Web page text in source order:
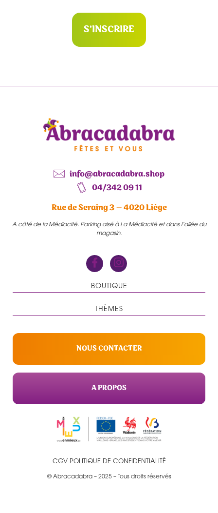
S'INSCRIRE
info@abracadabra.shop
04/342 09 11
Rue de Seraing 3 – 4020 Liège
A côté de la Médiacité. Parking aisé à La Médiacité et dans l’allée du
magasin.
BOUTIQUE
THÈMES
NOUS CONTACTER
A PROPOS
CGV POLITIQUE DE CONFIDENTIALITÉ
© Abracadabra – 2025 – Tous droits réservés